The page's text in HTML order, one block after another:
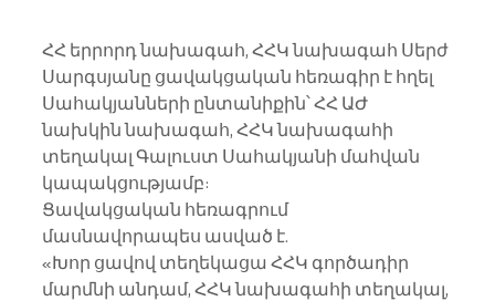
ՀՀ երրորդ նախագահ, ՀՀԿ նախագահ Սերժ
Սարգսյանը ցավակցական հեռագիր է հղել
Սահակյանների ընտանիքին՝ ՀՀ ԱԺ
նախկին նախագահ, ՀՀԿ նախագահի
տեղակալ Գալուստ Սահակյանի մահվան
կապակցությամբ:
Ցավակցական հեռագրում
մասնավորապես ասված է.
«Խոր ցավով տեղեկացա ՀՀԿ գործադիր
մարմնի անդամ, ՀՀԿ նախագահի տեղակալ,